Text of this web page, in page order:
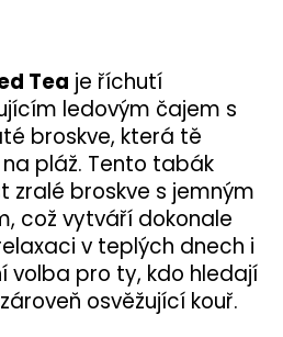
Tea je říchutí
ledovým čajem s
broskve, která tě
pláž. Tento tabák
zralé broskve s jemným
což vytváří dokonale
v teplých dnech i
volba pro ty, kdo hledají
osvěžující kouř.